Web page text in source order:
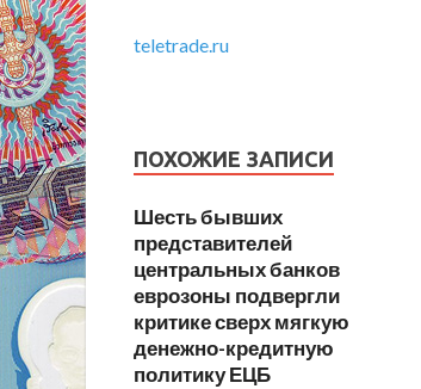
teletrade.ru
ПОХОЖИЕ ЗАПИСИ
Шесть бывших
представителей
центральных банков
еврозоны подвергли
критике сверх мягкую
денежно-кредитную
политику ЕЦБ